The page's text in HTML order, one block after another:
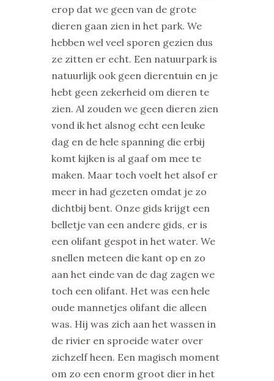
erop dat we geen van de grote
dieren gaan zien in het park. We
hebben wel veel sporen gezien dus
ze zitten er echt. Een natuurpark is
natuurlijk ook geen dierentuin en je
hebt geen zekerheid om dieren te
zien. Al zouden we geen dieren zien
vond ik het alsnog echt een leuke
dag en de hele spanning die erbij
komt kijken is al gaaf om mee te
maken. Maar toch voelt het alsof er
meer in had gezeten omdat je zo
dichtbij bent. Onze gids krijgt een
belletje van een andere gids, er is
een olifant gespot in het water. We
snellen meteen die kant op en zo
aan het einde van de dag zagen we
toch een olifant. Het was een hele
oude mannetjes olifant die alleen
was. Hij was zich aan het wassen in
de rivier en sproeide water over
zichzelf heen. Een magisch moment
om zo een enorm groot dier in het